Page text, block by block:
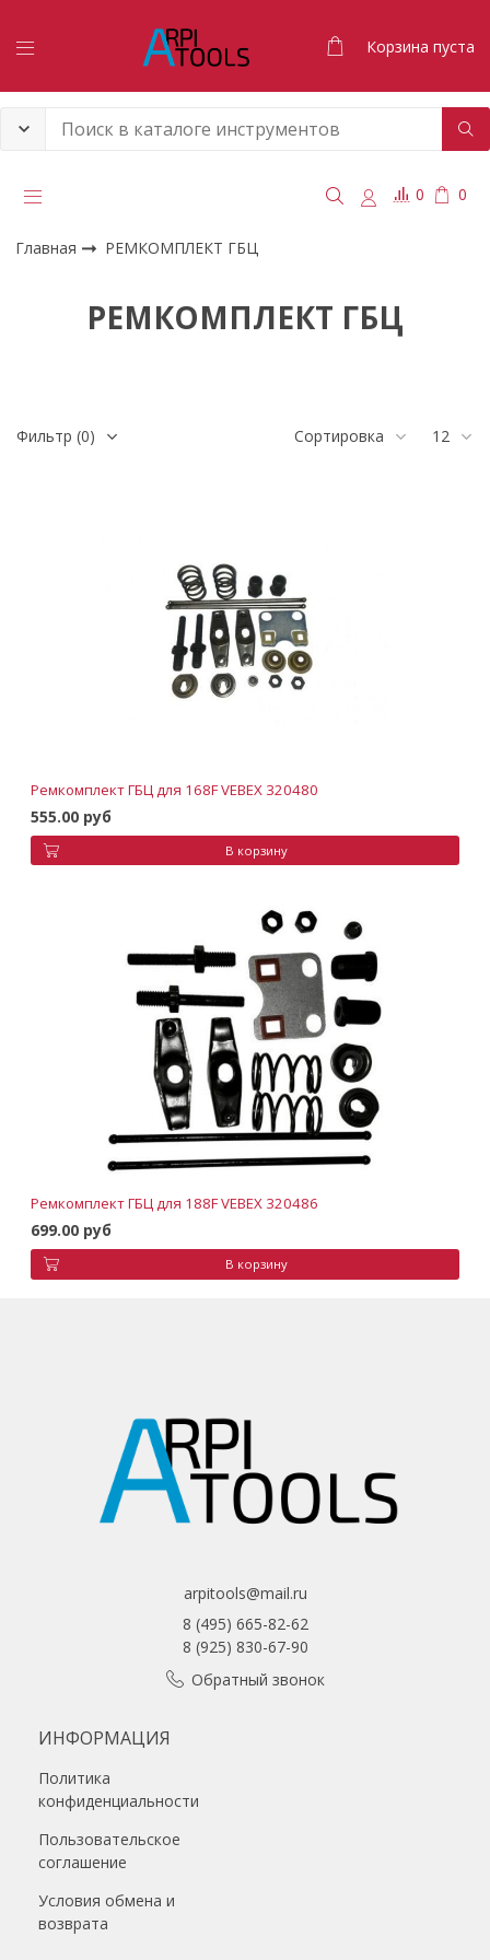
Корзина пуста
0 0
Главная РЕМКОМПЛЕКТ ГБЦ
РЕМКОМПЛЕКТ ГБЦ
Фильтр (0) Сортировка 12
Ремкомплект ГБЦ для 168F VEBEX 320480
555.00 руб
В корзину
Ремкомплект ГБЦ для 188F VEBEX 320486
699.00 руб
В корзину
arpitools@mail.ru
8 (495) 665-82-62
8 (925) 830-67-90
Обратный звонок
ИНФОРМАЦИЯ
Политика
конфиденциальности
Пользовательское
соглашение
Условия обмена и
возврата